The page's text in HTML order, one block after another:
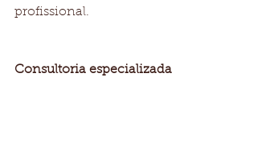
profissional.
Consultoria especializada